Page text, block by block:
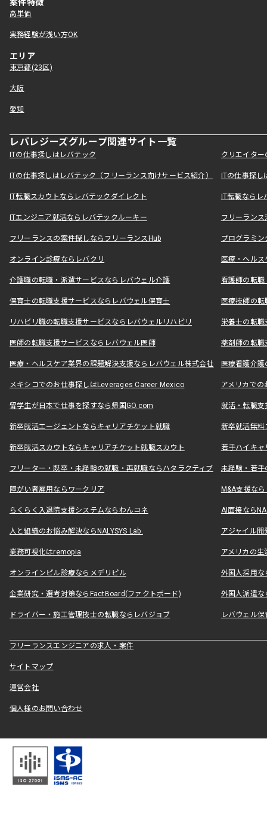
案件特徴
高単価
実務経験が浅い方OK
エリア
東京都(23区)
大阪
愛知
レバレジーズグループ関連サイト一覧
ITの仕事探しはレバテック クリエイタ
ITの仕事探しはレバテック（フリーランス向けサービス紹介） ITの仕事探
IT転職スカウトならレバテックダイレクト IT転職なら
ITエンジニア就活ならレバテックルーキー フリーラン
フリーランスの案件探しならフリーランスHub プログラミ
オンライン診療ならレバクリ 医療・ヘル
介護職の転職・派遣サービスならレバウェル介護 看護師の転
保育士の転職支援サービスならレバウェル保育士 医療技師の
リハビリ職の転職支援サービスならレバウェルリハビリ 栄養士の転
医師の転職支援サービスならレバウェル医師 薬剤師の転
医療・ヘルスケア業界の課題解決支援ならレバウェル株式会社 医療看護介
メキシコでのお仕事探しはLeverages Career Mexico アメリカで
留学生が日本で仕事を探すなら帰国GO.com 就活・転職
新卒就活エージェントならキャリアチケット就職 新卒就活無料
新卒就活スカウトならキャリアチケット就職スカウト 若手ハイキ
フリーター・既卒・未経験の就職・再就職ならハタラクティブ 未経験・若手
障がい者雇用ならワークリア M&A支援な
らくらく入退院支援システムならわんコネ AI面接なら
人と組織のお悩み解決ならNALYSYS Lab. アジャイル
業務可視化はremopia アメリカの
オンラインピル診療ならメデリピル 外国人採用
企業研究・選考対策ならFactBoard(ファクトボード) 外国人派遣な
ドライバー・施工管理技士の転職ならレバジョブ レバウェル
フリーランスエンジニアの求人・案件
サイトマップ
運営会社
個人様のお問い合わせ